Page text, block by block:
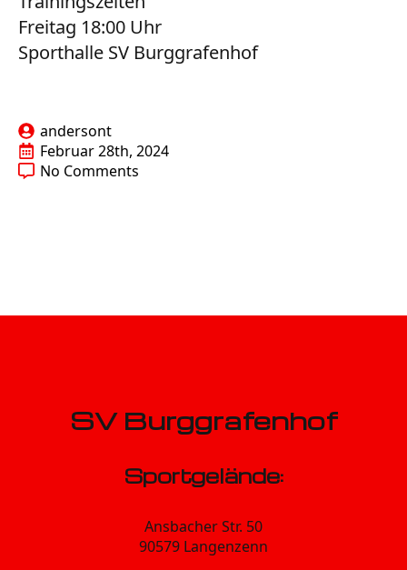
Freitag 18:00 Uhr
Sporthalle SV Burggrafenhof
andersont
Februar 28th, 2024
No Comments
SV Burggrafenhof
Sportgelände:
Ansbacher Str. 50
90579 Langenzenn